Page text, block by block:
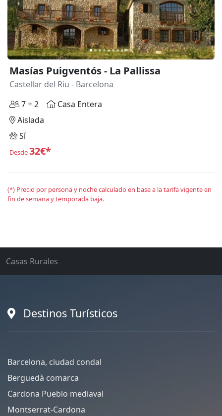
Masías Puigventós - La Pallissa
Castellar del Riu - Barcelona
7 + 2
Casa Entera
Aislada
Sí
Desde32€*
(*) Precio por persona y noche calculado en base a la tarifa vigente en
fin de semana y temporada baja.
Casas Rurales
Destinos Turísticos
Barcelona, ciudad condal
Berguedà comarca
Cardona Pueblo mediaval
Montserrat-Cardona